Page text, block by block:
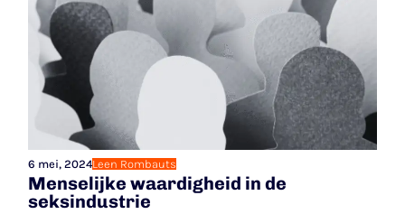
6 mei, 2024Leen Rombauts
Menselijke waardigheid in de
seksindustrie